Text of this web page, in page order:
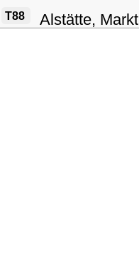
T88 Alstätte, Markt